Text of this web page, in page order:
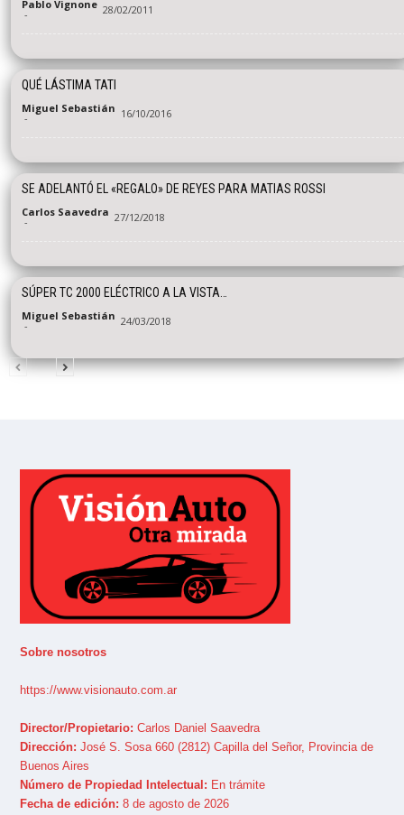
Pablo Vignone
- 28/02/2011
QUÉ LÁSTIMA TATI
Miguel Sebastián
- 16/10/2016
SE ADELANTÓ EL «REGALO» DE REYES PARA MATIAS ROSSI
Carlos Saavedra
- 27/12/2018
SÚPER TC 2000 ELÉCTRICO A LA VISTA…
Miguel Sebastián
- 24/03/2018
Sobre nosotros
https://www.visionauto.com.ar
Director/Propietario: Carlos Daniel Saavedra
Dirección: José S. Sosa 660 (2812) Capilla del Señor, Provincia de
Buenos Aires
Número de Propiedad Intelectual: En trámite
Fecha de edición: 8 de agosto de 2026